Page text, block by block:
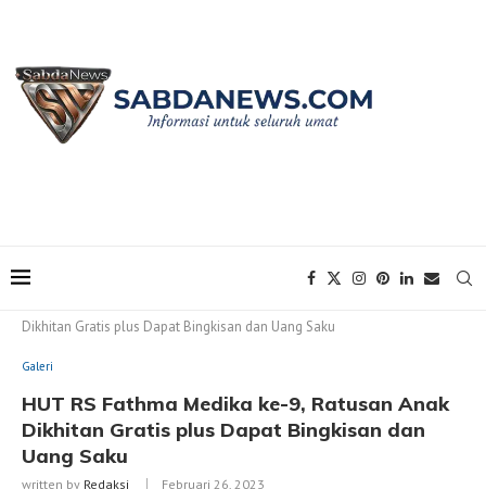
Dikhitan Gratis plus Dapat Bingkisan dan Uang Saku
Galeri
HUT RS Fathma Medika ke-9, Ratusan Anak
Dikhitan Gratis plus Dapat Bingkisan dan
Uang Saku
written by Redaksi Februari 26, 2023